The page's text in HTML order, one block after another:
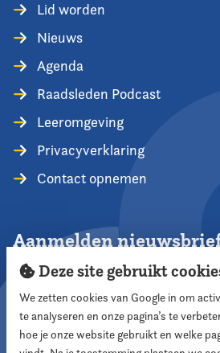
Lid worden
Nieuws
Agenda
Raadsleden Podcast
Leeromgeving
Privacyverklaring
Contact opnemen
Aanmelden
Aanmelden
Deze site gebruikt
We zetten cookies van Google in om
te analyseren en onze pagina’s te
hoe je onze website gebruikt en welke